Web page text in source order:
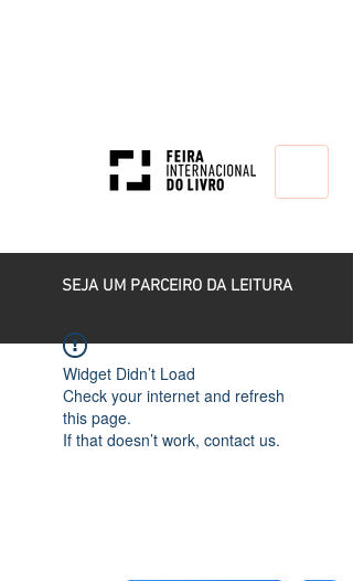
SEJA UM PARCEIRO DA LEITURA
Widget Didn’t Load
Check your internet and refresh
this page.
If that doesn’t work, contact us.